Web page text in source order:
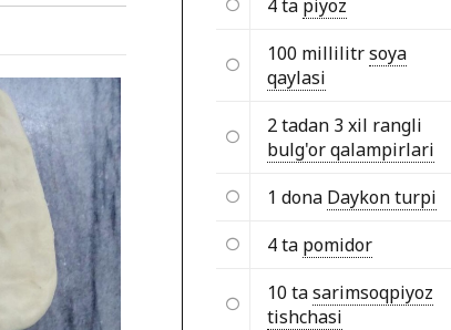
4 ta piyoz
100 millilitrsoya
qaylasi
2 tadan 3 xil rangli
bulg'or qalampirlari
1 dona Daykon turpi
4 ta pomidor
10 tasarimsoqpiyoz
tishchasi